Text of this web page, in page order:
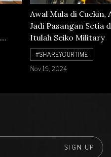
Awal Mula di Cuekin,
Jadi Pasangan Setia
Itulah Seiko Military
#SHAREYOURTIME
Nov 19, 2024
SIGN UP